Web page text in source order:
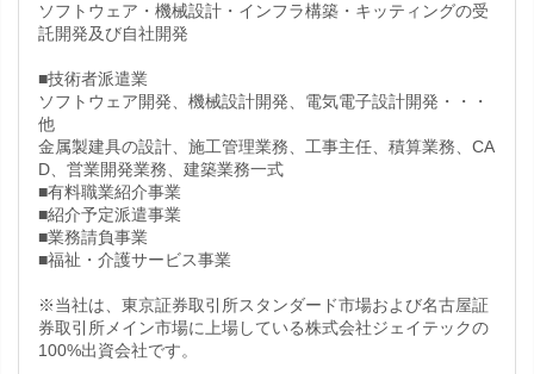
ソフトウェア・機械設計・インフラ構築・キッティングの受
託開発及び自社開発
■技術者派遣業
ソフトウェア開発、機械設計開発、電気電子設計開発・・・
他
金属製建具の設計、施工管理業務、工事主任、積算業務、CA
D、営業開発業務、建築業務一式
■有料職業紹介事業
■紹介予定派遣事業
■業務請負事業
■福祉・介護サービス事業
※当社は、東京証券取引所スタンダード市場および名古屋証
券取引所メイン市場に上場している株式会社ジェイテックの
100%出資会社です。